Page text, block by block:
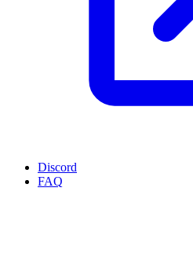
Discord
FAQ